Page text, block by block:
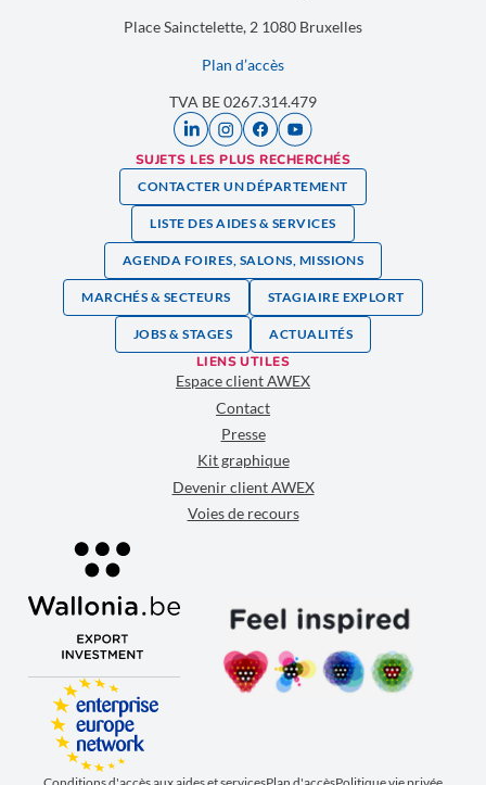
Place Sainctelette, 2 1080 Bruxelles
Plan d’accès
TVA BE 0267.314.479
SUJETS LES PLUS RECHERCHÉS
CONTACTER UN DÉPARTEMENT
LISTE DES AIDES & SERVICES
AGENDA FOIRES, SALONS, MISSIONS
MARCHÉS & SECTEURS STAGIAIRE EXPLORT
JOBS & STAGES ACTUALITÉS
LIENS UTILES
Espace client AWEX
Contact
Presse
Kit graphique
Devenir client AWEX
Voies de recours